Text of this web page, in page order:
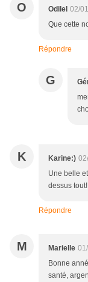
O Odilel 02/
Que cette
Répondre
G
K Karine:)
Une belle
dessus
Répondre
M Marielle
Bonne
santé,